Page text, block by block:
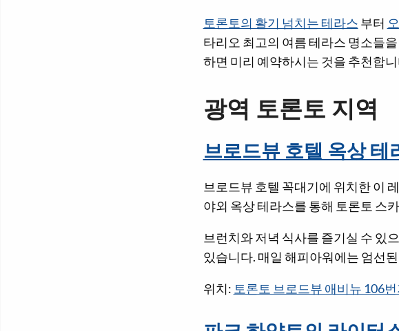
토론토의 활기 넘치는 테라스 부터
타리오 최고의 여름 테라스 명소들
하면 미리 예약하시는 것을 추천합
광역 토론토 지역
브로드뷰 호텔 옥상 테
브로드뷰 호텔 꼭대기에 위치한 이
야외 옥상 테라스를 통해 토론토 스
브런치와 저녁 식사를 즐기실 수 있
있습니다. 매일 해피아워에는 엄선
위치: 토론토 브로드뷰 애비뉴 106번